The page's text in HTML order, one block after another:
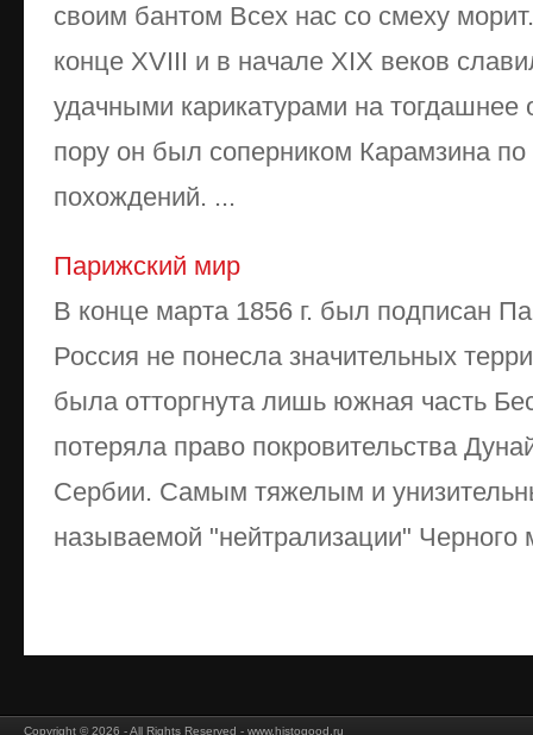
своим бантом Всех нас со смеху
конце XVIII и в начале XIX веков
удачными карикатурами на
пору он был соперником Карамзина по
похождений. ...
Парижский мир
В конце марта 1856 г. был подписан
Россия не понесла значительных
была отторгнута лишь южная часть
потеряла право покровительства
Сербии. Самым тяжелым и
называемой "нейтрализации" Черного
Copyright © 2026 - All Rights Reserved - www.histogood.ru